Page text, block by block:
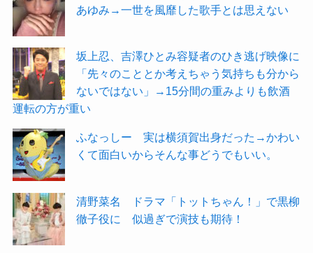
あゆみ→一世を風靡した歌手とは思えない
坂上忍、吉澤ひとみ容疑者のひき逃げ映像に
「先々のこととか考えちゃう気持ちも分から
ないではない」→15分間の重みよりも飲酒
運転の方が重い
ふなっしー 実は横須賀出身だった→かわい
くて面白いからそんな事どうでもいい。
清野菜名 ドラマ「トットちゃん！」で黒柳
徹子役に 似過ぎで演技も期待！